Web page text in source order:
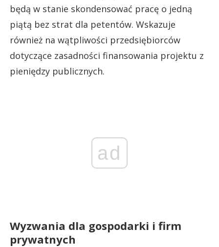
będą w stanie skondensować pracę o jedną
piątą bez strat dla petentów. Wskazuje
również na wątpliwości przedsiębiorców
dotyczące zasadności finansowania projektu z
pieniędzy publicznych.
ad
Wyzwania dla gospodarki i firm
prywatnych